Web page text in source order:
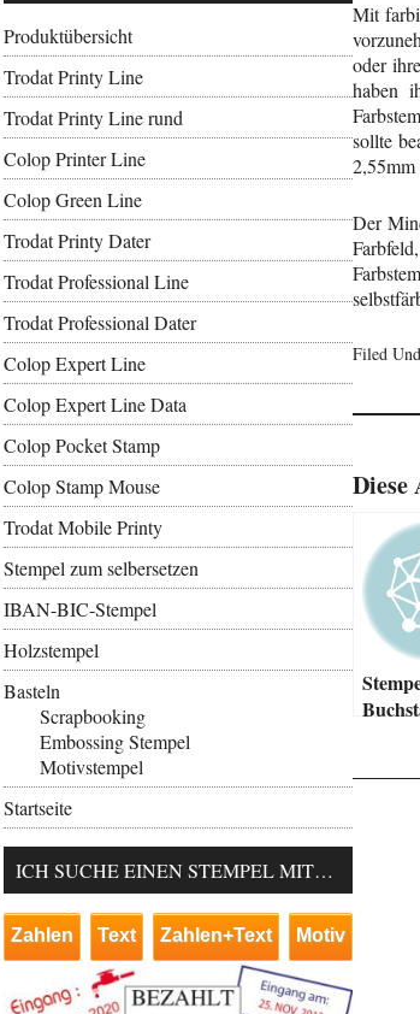
Mit
oder
haben
sollte
2,55mm
Der
Filed
Diese
Produktübersicht
Trodat Printy Line
Trodat Printy Line rund
Colop Printer Line
Colop Green Line
Trodat Printy Dater
Trodat Professional Line
Trodat Professional Dater
Colop Expert Line
Colop Expert Line Data
Colop Pocket Stamp
Colop Stamp Mouse
Trodat Mobile Printy
Stempel zum selbersetzen
IBAN-BIC-Stempel
Holzstempel
Basteln
Scrapbooking
Embossing Stempel
Motivstempel
Startseite
ICH SUCHE EINEN STEMPEL MIT…
Zahlen Text Zahlen+Text Motiv